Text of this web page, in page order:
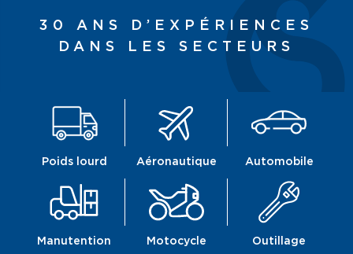
30 ANS D’EXPÉRIENCES
DANS LES SECTEURS
Poids lourd Aéronautique Automobile
Manutention Motocycle Outillage